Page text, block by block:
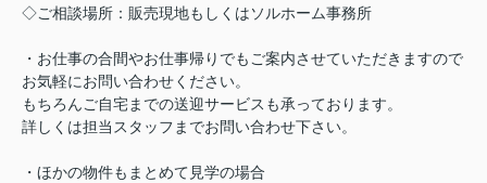
◇ご相談場所：販売現地もしくはソルホーム事務所
・お仕事の合間やお仕事帰りでもご案内させていただきますので
お気軽にお問い合わせください。
もちろんご自宅までの送迎サービスも承っております。
詳しくは担当スタッフまでお問い合わせ下さい。
・ほかの物件もまとめて見学の場合